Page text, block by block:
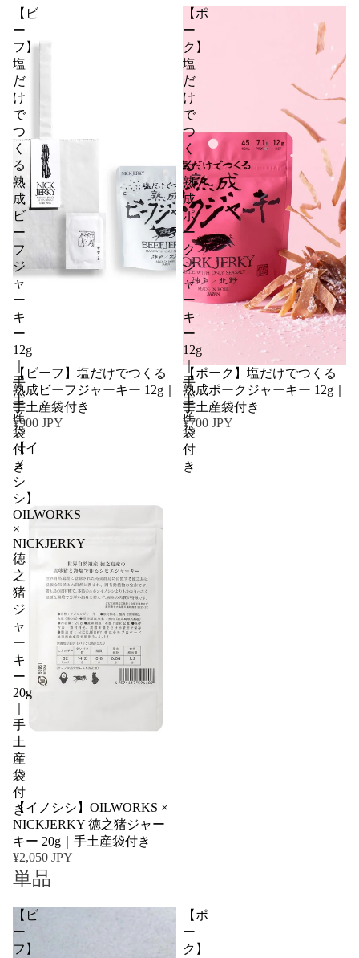
【ビ
ー
フ】
塩
だ
け
で
つ
く
る
熟
成
ビ
ー
フ
ジ
ャ
ー
キ
ー
12g
｜
手
土
産
袋
付
き
【ビーフ】塩だけでつくる
熟成ビーフジャーキー 12g｜
手土産袋付き
¥900 JPY
【ポ
ー
ク】
塩
だ
け
で
つ
く
る
熟
成
ポ
ー
ク
ジ
ャ
ー
キ
ー
12g
｜
手
土
産
袋
付
き
【ポーク】塩だけでつくる
熟成ポークジャーキー 12g｜
手土産袋付き
¥700 JPY
【イ
ノ
シ
シ】
OILWORKS
×
NICKJERKY
徳
之
猪
ジ
ャ
ー
キ
ー
20g
手
土
産
袋
付
き
売り切れ
【イノシシ】OILWORKS ×
NICKJERKY 徳之猪ジャー
キー 20g｜手土産袋付き
¥2,050 JPY
単品
【ビ
ー
フ】
【ポ
ー
ク】